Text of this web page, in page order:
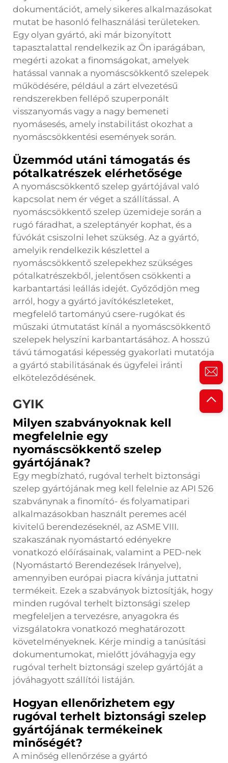
dokumentációt, amely sikeres alkalmazásokat
mutat be hasonló felhasználási területeken.
Egy olyan gyártó, aki már bizonyított
tapasztalattal rendelkezik az Ön iparágában,
megérti azokat a finomságokat, amelyek
hatással vannak a nyomáscsökkentő szelepek
működésére, például a zárt elvezetésű
rendszerekben fellépő szuperponált
visszanyomás vagy a nagy bemeneti
nyomásesés, amely instabilitást okozhat a
nyomáscsökkentési események során.
Üzemmód utáni támogatás és
pótalkatrészek elérhetősége
A nyomáscsökkentő szelep gyártójával való
kapcsolat nem ér véget a szállítással. A
nyomáscsökkentő szelep üzemideje során a
rugó fáradhat, a szeleptányér kophat, és a
fúvókát csiszolni lehet szükség. Az a gyártó,
amelyik rendelkezik készlettel a
nyomáscsökkentő szelepekhez szükséges
pótalkatrészekből, jelentősen csökkenti a
karbantartási leállás idejét. Győződjön meg
arról, hogy a gyártó javítókészleteket,
megfelelő tartományú csere-rugókat és
műszaki útmutatást kínál a nyomáscsökkentő
szelepek helyszíni karbantartásához. A hosszú
távú támogatási képesség gyakorlati mutatója
a gyártó stabilitásának és ügyfelei iránti
elköteleződésének.
GYIK
Milyen szabványoknak kell
megfelelnie egy
nyomáscsökkentő szelep
gyártójának?
Egy megbízható, rugóval terhelt biztonsági
szelep gyártójának meg kell felelnie az API 526
szabványnak a finomító- és folyamatipari
alkalmazásokban használt peremes acél
kivitelű berendezéseknél, az ASME VIII.
szakaszának nyomástartó edényekre
vonatkozó előírásainak, valamint a PED-nek
(Nyomástartó Berendezések Irányelve),
amennyiben európai piacra kívánja juttatni
termékeit. Ezek a szabványok biztosítják, hogy
minden rugóval terhelt biztonsági szelep
megfeleljen a tervezésre, anyagokra és
vizsgálatokra vonatkozó meghatározott
követelményeknek. Kérje mindig a tanúsítási
dokumentumokat, mielőtt jóváhagyja egy
rugóval terhelt biztonsági szelep gyártóját a
jóváhagyott szállítói listáján.
Hogyan ellenőrizhetem egy
rugóval terhelt biztonsági szelep
gyártójának termékeinek
minőségét?
A minőség ellenőrzése a gyártó